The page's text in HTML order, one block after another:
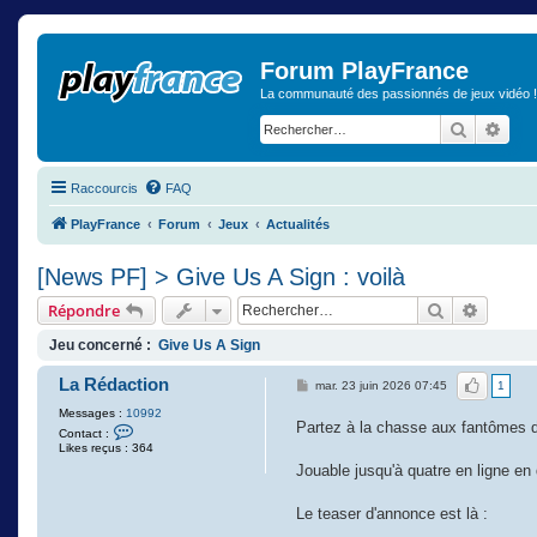
Forum PlayFrance
La communauté des passionnés de jeux vidéo !
Raccourcis FAQ
PlayFrance Forum Jeux Actualités
[News PF] > Give Us A Sign : voilà
Répondre Rechercher
Jeu concerné : Give Us A Sign
La Rédaction
Messages : 10992
Contact :
n
Likes reçus : 364
mar. 23 juin 2026 07:45 J'aime
1
Partez à la chasse aux fantômes
Jouable jusqu'à quatre en ligne
Le teaser d'annonce est là :